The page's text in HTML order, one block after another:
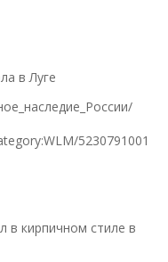
в Луге
5230791001
в кирпичном стиле в